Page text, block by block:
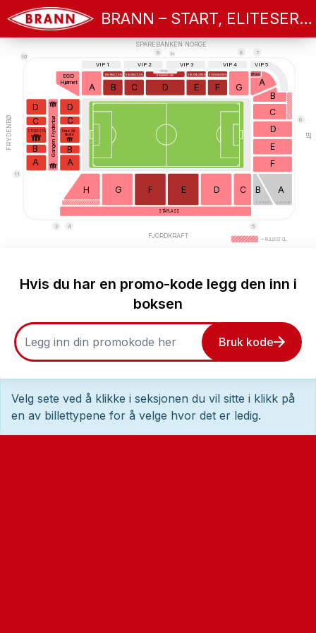
BRANN – START, ELITESERIEN 2026
BORTESUPP BORTESUPP
B
A C D E F G
BRANNBØRSEN BRANNBØRSEN
BRANNSTUEN BRANNSTUEN BRANNSTUEN
PRESSE
EGD
Hjørnet
VIP 2
VIP 1 VIP 3 VIP 4
C
G F E D B A
H
STÅPLASS
D
E
F
C
B
A
Øvre
VIP 5
A
D
B
C
C
D
B
A
STORE STÅ Store Stå
Nedre
Gangen Frydenbø BT
SPAREBANKEN NORGE
— RULLESTOL
FJORDKRAFT
FRYDENBØ
9
10
8 7
9x
11
3 4 5
6
Hvis du har en promo-kode legg den inn i
boksen
Bruk kode
Velg sete ved å klikke i seksjonen du vil sitte i klikk på
en av billettypene for å velge hvor det er ledig.